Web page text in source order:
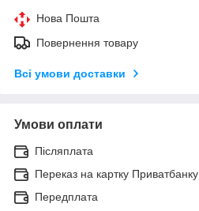
Нова Пошта
Повернення товару
Всі умови доставки
Умови оплати
Післяплата
Переказ на картку Приватбанку
Передплата